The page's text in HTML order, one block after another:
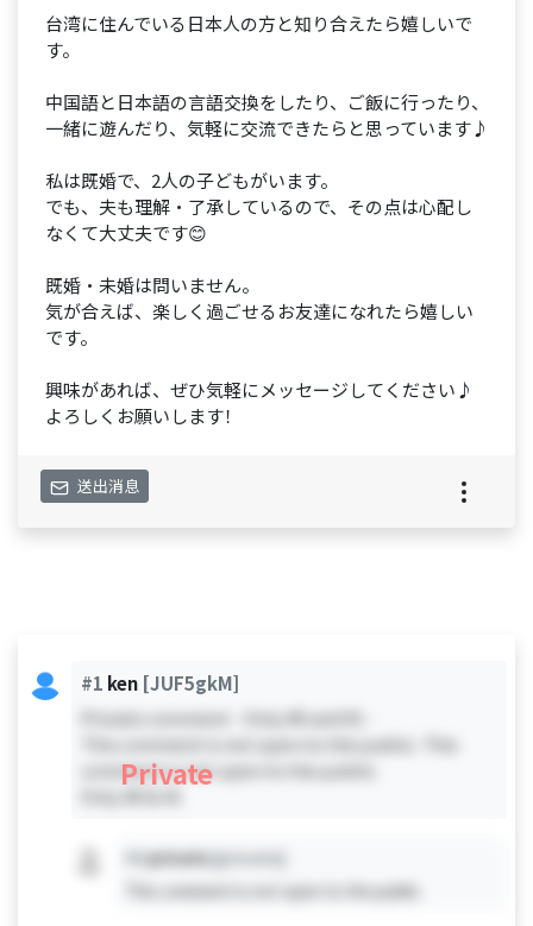
台湾に住んでいる日本人の方と知り合えたら嬉しいで
す。
中国語と日本語の言語交換をしたり、ご飯に行ったり、
一緒に遊んだり、気軽に交流できたらと思っています♪
私は既婚で、2人の子どもがいます。
でも、夫も理解・了承しているので、その点は心配し
なくて大丈夫です😊
既婚・未婚は問いません。
気が合えば、楽しく過ごせるお友達になれたら嬉しい
です。
興味があれば、ぜひ気軽にメッセージしてください♪
よろしくお願いします！
送出消息
#1 ken [JUF5gkM]
Private comment - Only #0 and #1 -
This comment is not open to the public. This
comment is not open to the public.
Private
private [private]
This comment is not open to the public.